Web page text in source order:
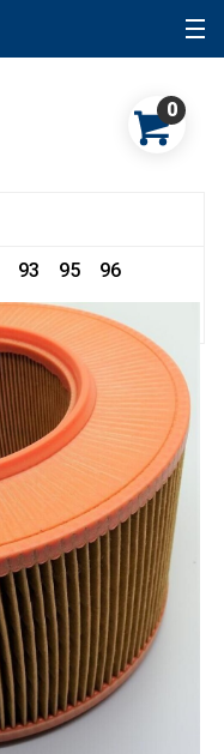
0
93 95 96
Sonett